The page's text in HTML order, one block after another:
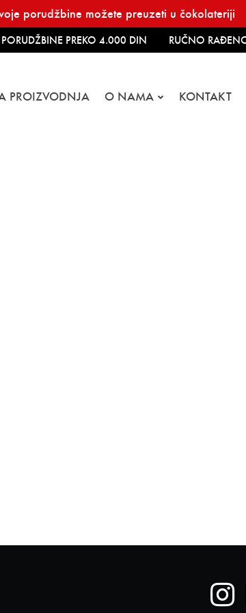
porudžbine možete preuzeti u čokolateriji
PREKO 4.000 DIN RUČNO RAĐENO
PROIZVODNJA O NAMA KONTAKT